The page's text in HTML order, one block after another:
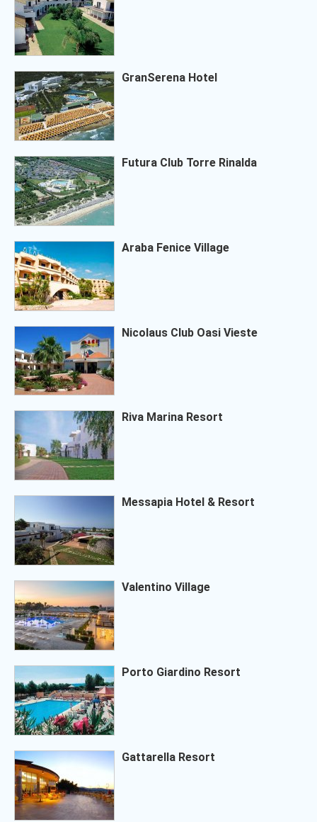
GranSerena Hotel
Futura Club Torre Rinalda
Araba Fenice Village
Nicolaus Club Oasi Vieste
Riva Marina Resort
Messapia Hotel & Resort
Valentino Village
Porto Giardino Resort
Gattarella Resort